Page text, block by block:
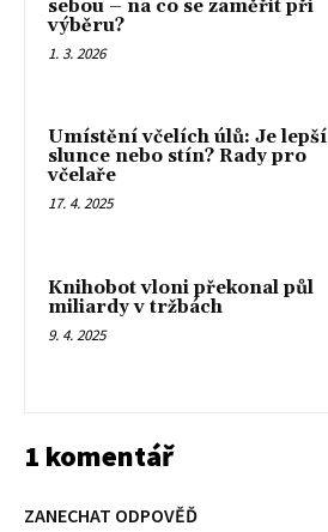
sebou – na co se zaměřit při
výběru?
1. 3. 2026
Umístění včelích úlů: Je lepší
slunce nebo stín? Rady pro
včelaře
17. 4. 2025
Knihobot vloni překonal půl
miliardy v tržbách
9. 4. 2025
1 komentář
ZANECHAT ODPOVĚĎ